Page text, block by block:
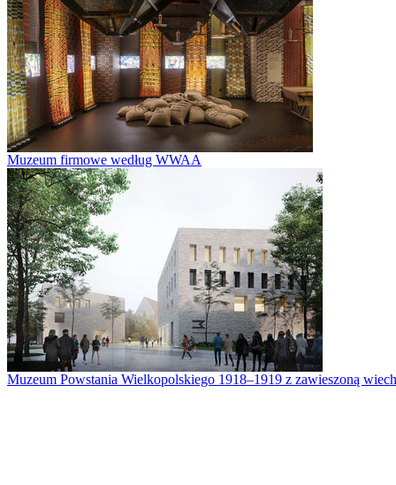
Muzeum firmowe według WWAA
Muzeum Powstania Wielkopolskiego 1918–1919 z zawieszoną